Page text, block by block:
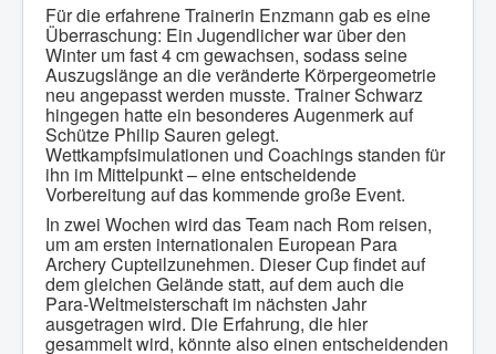
Für die erfahrene Trainerin Enzmann gab es eine
Überraschung: Ein Jugendlicher war über den
Winter um fast 4 cm gewachsen, sodass seine
Auszugslänge an die veränderte Körpergeometrie
neu angepasst werden musste. Trainer Schwarz
hingegen hatte ein besonderes Augenmerk auf
Schütze Philip Sauren gelegt.
Wettkampfsimulationen und Coachings standen für
ihn im Mittelpunkt – eine entscheidende
Vorbereitung auf das kommende große Event.
In zwei Wochen wird das Team nach Rom reisen,
um am ersten internationalen European Para
Archery Cupteilzunehmen. Dieser Cup findet auf
dem gleichen Gelände statt, auf dem auch die
Para-Weltmeisterschaft im nächsten Jahr
ausgetragen wird. Die Erfahrung, die hier
gesammelt wird, könnte also einen entscheidenden